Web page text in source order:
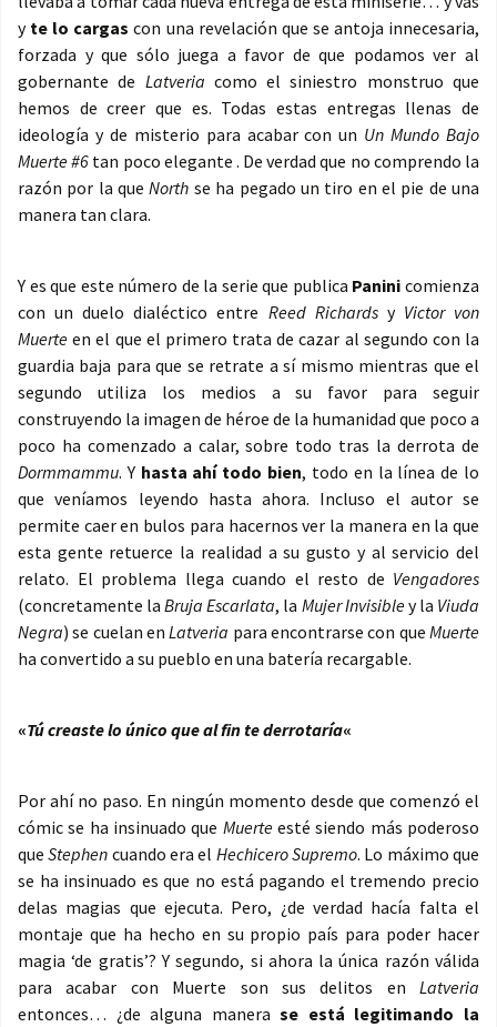
y te lo cargas con una revelación que se antoja innecesaria,
forzada y que sólo juega a favor de que podamos ver al
gobernante de Latveria como el siniestro monstruo que
hemos de creer que es. Todas estas entregas llenas de
ideología y de misterio para acabar con un Un Mundo Bajo
Muerte #6 tan poco elegante . De verdad que no comprendo la
razón por la queNorth se ha pegado un tiro en el pie de una
manera tan clara.
Y es que este número de la serie que publica Panini comienza
con un duelo dialéctico entre Reed Richardsy Victor von
Muerte en el que el primero trata de cazar al segundo con la
guardia baja para que se retrate a sí mismo mientras que el
segundo utiliza los medios a su favor para seguir
construyendo la imagen de héroe de la humanidad que poco a
poco ha comenzado a calar, sobre todo tras la derrota de
Dormmammu. Y hasta ahí todo bien, todo en la línea de lo
que veníamos leyendo hasta ahora. Incluso el autor se
permite caer en bulos para hacernos ver la manera en la que
esta gente retuerce la realidad a su gusto y al servicio del
relato. El problema llega cuando el resto de Vengadores
(concretamente laBruja Escarlata, la Mujer Invisibley la Viuda
Negra) se cuelan enLatveria para encontrarse con queMuerte
ha convertido a su pueblo en una batería recargable.
«Tú creaste lo único que al fin te derrotaría«
Por ahí no paso. En ningún momento desde que comenzó el
cómic se ha insinuado que Muerteesté siendo más poderoso
queStephen cuando era el Hechicero Supremo. Lo máximo que
se ha insinuado es que no está pagando el tremendo precio
delas magias que ejecuta. Pero, ¿de verdad hacía falta el
montaje que ha hecho en su propio país para poder hacer
magia ‘de gratis’? Y segundo, si ahora la única razón válida
para acabar con Muerte son sus delitos en Latveria
entonces… ¿de alguna manerase está legitimando la